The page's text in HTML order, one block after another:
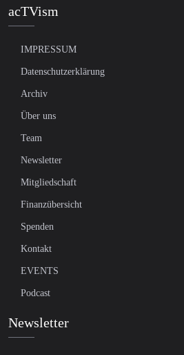
acTVism
IMPRESSUM
Datenschutzerklärung
Archiv
Über uns
Team
Newsletter
Mitgliedschaft
Finanzübersicht
Spenden
Kontakt
EVENTS
Podcast
Newsletter